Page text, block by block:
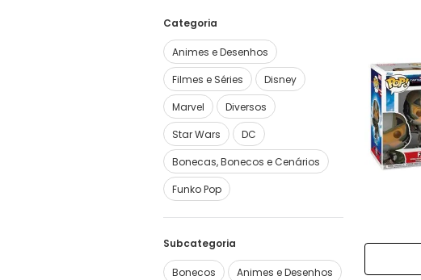
Categoria
Animes e Desenhos
Filmes e Séries
Disney
Marvel
Diversos
Star Wars
DC
Bonecas, Bonecos e Cenários
Funko Pop
Subcategoria
Bonecos Animes e Desenhos